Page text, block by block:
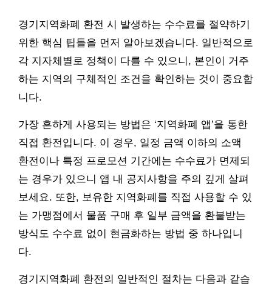
경기지역화폐 환전 시 발생하는 수수료를 절약하기
위한 핵심 팁들을 먼저 알아보겠습니다. 일반적으로
각 지자체별로 정책이 다를 수 있으니, 본인이 거주
하는 지역의 구체적인 조건을 확인하는 것이 중요합
니다.
가장 흔하게 사용되는 방법은 ‘지역화폐 앱’을 통한
직접 환전입니다. 이 경우, 일정 금액 이하의 소액
환전이나 특정 프로모션 기간에는 수수료가 면제되
는 경우가 있으니 앱 내 공지사항을 주의 깊게 살펴
보세요. 또한, 보유한 지역화폐를 직접 사용할 수 있
는 가맹점에서 물품 구매 후 일부 금액을 환불받는
방식도 수수료 없이 현금화하는 방법 중 하나입니
다.
경기지역화폐 환전의 일반적인 절차는 다음과 같습